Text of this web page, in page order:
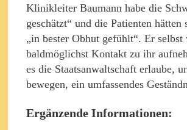
Klinikleiter Baumann habe die
geschätzt“ und die Patienten
„in bester Obhut gefühlt“. Er selbst
baldmöglichst Kontakt zu ihr
es die Staatsanwaltschaft erlaube,
bewegen, ein umfassendes
Ergänzende Informationen: